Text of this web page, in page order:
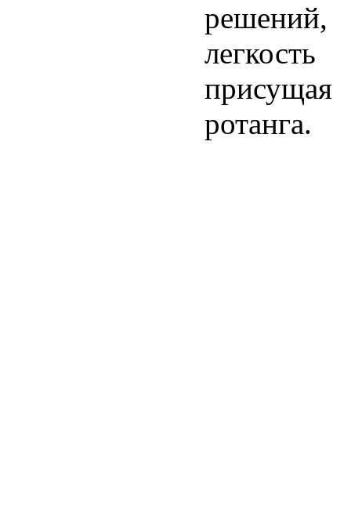
ротанга.